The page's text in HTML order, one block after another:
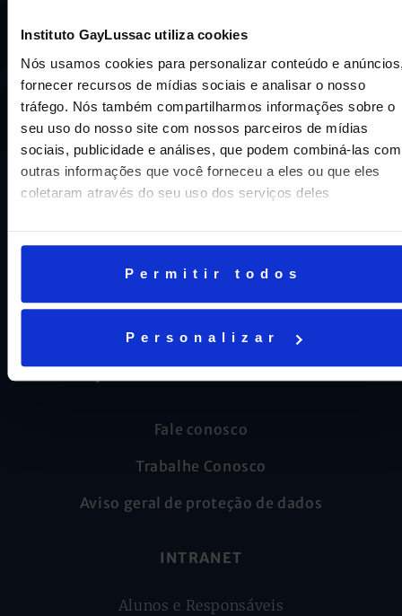
Instituto GayLussac utiliza cookies
Nós usamos cookies para personalizar conteúdo e
fornecer recursos de mídias sociais e analisar o nosso
tráfego. Nós também compartilharmos informações sobre o
seu uso do nosso site com nossos parceiros de mídias
sociais, publicidade e análises, que podem combiná-las com
outras informações que você forneceu a eles ou que eles
coletaram através do seu uso dos serviços deles
Permitir todos
Personalizar
educação inovadora e de vanguarda. A excelência está em
nosso DNA e por isso temos 16 anos como líderes do
ENEM em Niterói, somos a segunda melhor escola do
Estado e a sétima do Brasil.
Cognita Brasil Participacoes LTDA
AJUDA E SUPORTE
Fale conosco
Trabalhe Conosco
Aviso geral de proteção de dados
INTRANET
Alunos e Responsáveis